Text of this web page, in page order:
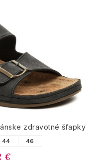
zdravotné šľapky
44 46
€